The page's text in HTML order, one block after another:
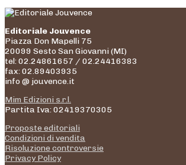
Editoriale Jouvence
Piazza Don Mapelli 75
20099 Sesto San Giovanni (MI)
tel: 02.24861657 / 02.24416383
fax: 02.89403935
info @ jouvence.it
Mim Edizioni s.r.l.
Partita Iva: 02419370305
Proposte editoriali
Condizioni di vendita
Risoluzione controversie
Privacy Policy